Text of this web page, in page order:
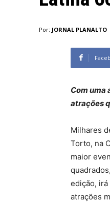
Por: JORNAL PLANALTO
Com uma
atrações
Milhares
Torto, na
maior
edição,
atrações